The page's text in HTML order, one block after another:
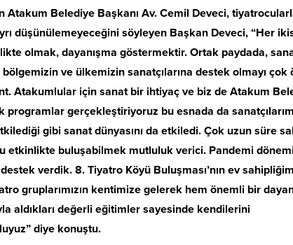
Atakum Belediye Başkanı Av. Cemil Deveci,
düşünülemeyeceğini söyleyen Başkan Deveci, “Her
olmak, dayanışma göstermektir. Ortak paydada,
ve ülkemizin sanatçılarına destek olmayı çok
Atakumlular için sanat bir ihtiyaç ve biz de Atakum
programlar gerçekleştiriyoruz bu esnada da
gibi sanat dünyasını da etkiledi. Çok uzun süre
etkinlikte buluşabilmek mutluluk verici. Pandemi
verdik. 8. Tiyatro Köyü Buluşması’nın ev
gruplarımızın kentimize gelerek hem önemli bir
aldıkları değerli eğitimler sayesinde kendilerini
diye konuştu.